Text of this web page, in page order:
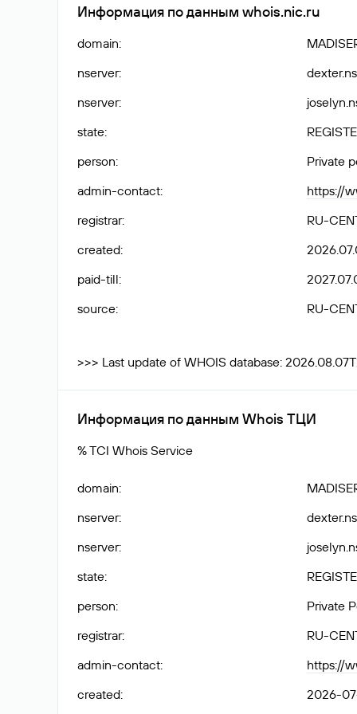
Информация по данным whois.nic.ru
domain:
nserver:
nserver:
state:
person:
Private
admin-contact:
https://
registrar:
RU-
created:
paid-till:
source: RU-
>>> Last update of WHOIS database:
Информация по данным Whois ТЦИ
% TCI Whois Service
domain:
nserver:
nserver:
state:
person:
Private
registrar:
RU-
admin-contact:
https://
created: 2026-